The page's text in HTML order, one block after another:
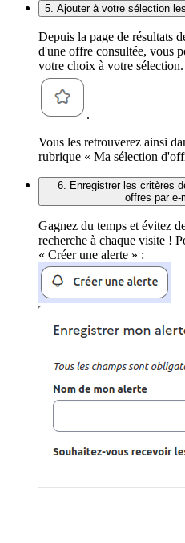
5. Ajouter à votre sélection
Depuis la page de résultats
d'une offre consultée, vous
votre choix à votre
.
Vous les retrouverez ainsi
rubrique « Ma sélection
6. Enregistrer les critères
offres par e-
Gagnez du temps et évitez
recherche à chaque visite !
« Créer une alerte » :